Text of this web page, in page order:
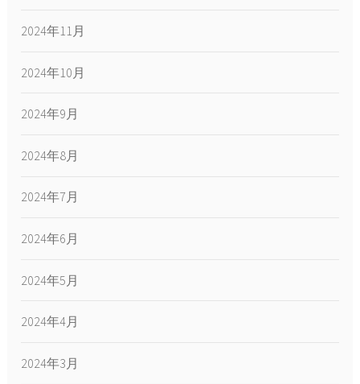
2024年11月
2024年10月
2024年9月
2024年8月
2024年7月
2024年6月
2024年5月
2024年4月
2024年3月